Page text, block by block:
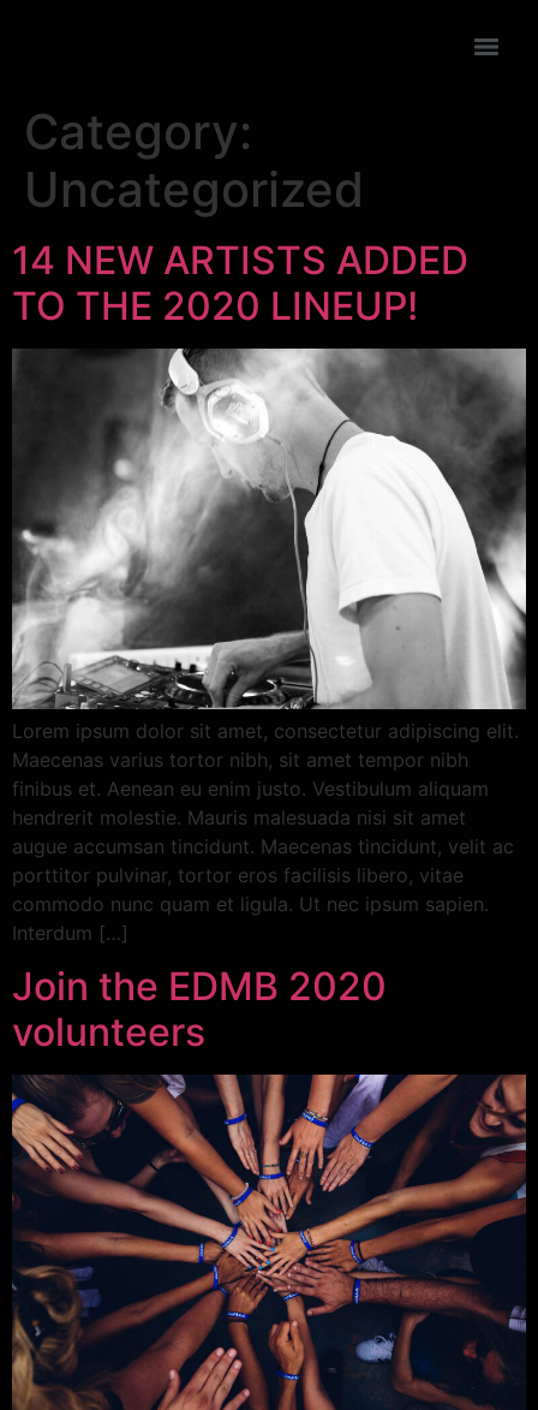
Category:
Uncategorized
14 NEW ARTISTS ADDED
TO THE 2020 LINEUP!
Lorem ipsum dolor sit amet, consectetur adipiscing elit.
Maecenas varius tortor nibh, sit amet tempor nibh
finibus et. Aenean eu enim justo. Vestibulum aliquam
hendrerit molestie. Mauris malesuada nisi sit amet
augue accumsan tincidunt. Maecenas tincidunt, velit ac
porttitor pulvinar, tortor eros facilisis libero, vitae
commodo nunc quam et ligula. Ut nec ipsum sapien.
Interdum […]
Join the EDMB 2020
volunteers